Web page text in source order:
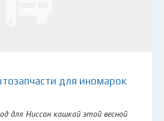
для иномарок
для Ниссан кашкай этой весной